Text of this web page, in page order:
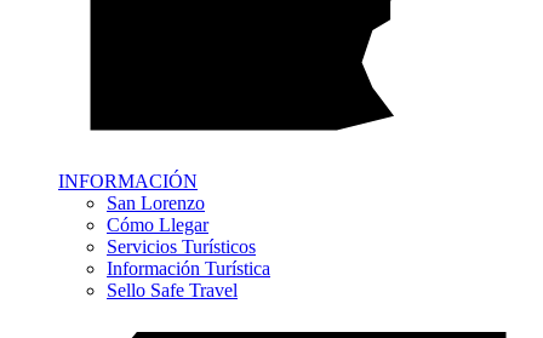
INFORMACIÓN
San Lorenzo
Cómo Llegar
Servicios Turísticos
Información Turística
Sello Safe Travel